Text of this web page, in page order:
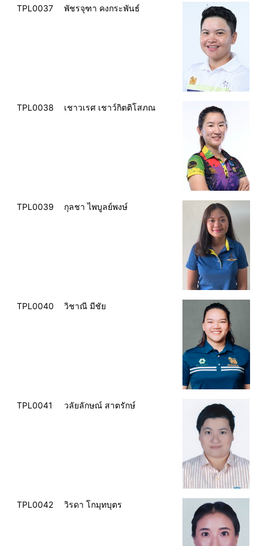
TPL0037 พัชรจุฑา คงกระพันธ์
TPL0038 เชาวเรศ เชาว์กิตติโสภณ
TPL0039 กุลชา ไพบูลย์พงษ์
TPL0040 วิชาณี มีชัย
TPL0041 วลัยลักษณ์ สาตรักษ์
TPL0042 วิรดา โกมุทบุตร